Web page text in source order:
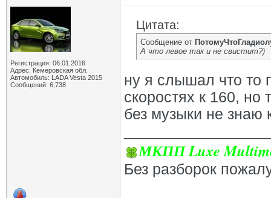
Регистрация: 06.01.2016
Адрес: Кемеровская обл.
Автомобиль: LADA Vesta 2015
Сообщений: 6,738
Цитата:
Сообщение от
А что левое так и не свистит?)
ну я слышал что то
скоростях к 160, но
без музыки не знаю
МКПП Luxe
Без разборок